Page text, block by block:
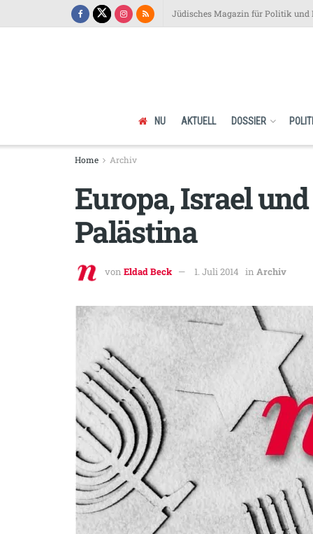
Jüdisches Magazin für Politik und
NU AKTUELL DOSSIER
Home Archiv
Europa, Israel
Palästina
von Eldad Beck 1. Juli 2014 in Archiv